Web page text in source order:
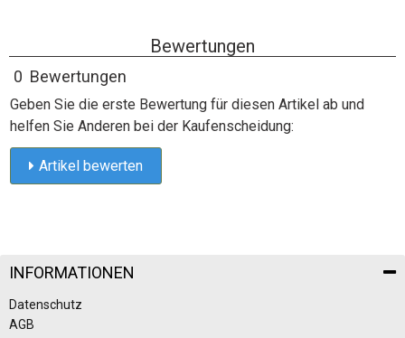
Bewertungen
0 Bewertungen
Geben Sie die erste Bewertung für diesen Artikel ab und
helfen Sie Anderen bei der Kaufenscheidung:
Artikel bewerten
INFORMATIONEN
Datenschutz
AGB